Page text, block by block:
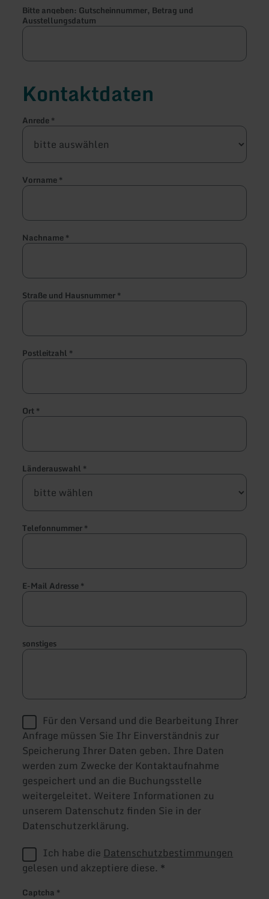
Bitte angeben: Gutscheinnummer, Betrag und
Ausstellungsdatum
Kontaktdaten
Anrede*
Vorname*
Nachname*
Straße und Hausnummer*
Postleitzahl *
Ort*
Länderauswahl *
Telefonnummer*
E-Mail Adresse*
sonstiges
Für den Versand und die Bearbeitung Ihrer
Anfrage müssen Sie Ihr Einverständnis zur
Speicherung Ihrer Daten geben. Ihre Daten
werden zum Zwecke der Kontaktaufnahme
gespeichert und an die Buchungsstelle
weitergeleitet. Weitere Informationen zu
unserem Datenschutz finden Sie in der
Datenschutzerklärung.
Ich habe die Datenschutzbestimmungen
gelesen und akzeptiere diese. *
Captcha *